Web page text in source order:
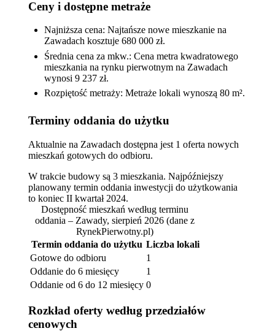
Ceny i dostępne metraże
Najniższa cena: Najtańsze nowe mieszkanie na
Zawadach kosztuje 680 000 zł.
Średnia cena za mkw.: Cena metra kwadratowego
mieszkania na rynku pierwotnym na Zawadach
wynosi 9 237 zł.
Rozpiętość metraży: Metraże lokali wynoszą 80 m².
Terminy oddania do użytku
Aktualnie na Zawadach dostępna jest 1 oferta nowych
mieszkań gotowych do odbioru.
W trakcie budowy są 3 mieszkania. Najpóźniejszy
planowany termin oddania inwestycji do użytkowania
to koniec II kwartał 2024.
Dostępność mieszkań według terminu
oddania – Zawady, sierpień 2026 (dane z
RynekPierwotny.pl)
Termin oddania do użytku Liczba lokali
Gotowe do odbioru
1
Oddanie do 6 miesięcy
1
Oddanie od 6 do 12 miesięcy 0
Rozkład oferty według przedziałów
cenowych